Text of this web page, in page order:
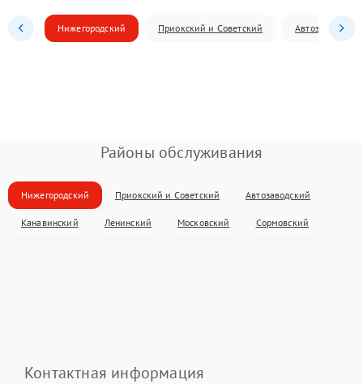
Нижегородский Приокский и Советский Автозаводский
Районы обслуживания
Нижегородский Приокский и Советский Автозаводский
Канавинский Ленинский Московский Сормовский
Контактная информация